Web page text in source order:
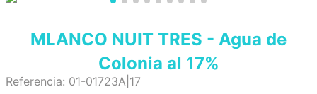
MLANCO NUIT TRES - Agua de
Colonia al 17%
Referencia: 01-01723A|17